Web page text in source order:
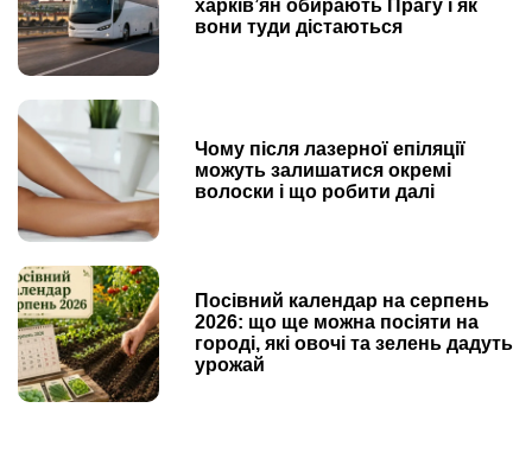
харків’ян обирають Прагу і як
вони туди дістаються
Чому після лазерної епіляції
можуть залишатися окремі
волоски і що робити далі
Посівний календар на серпень
2026: що ще можна посіяти на
городі, які овочі та зелень дадуть
урожай